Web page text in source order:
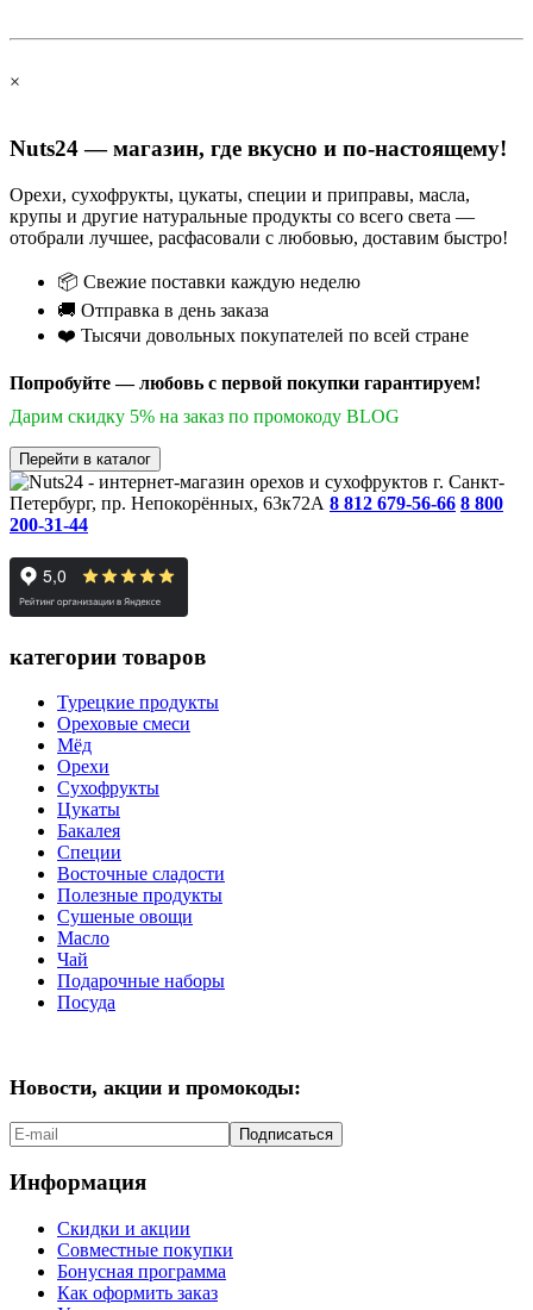
×
Nuts24 — магазин, где вкусно и по-настоящему!
Орехи, сухофрукты, цукаты, специи и приправы, масла,
крупы и другие натуральные продукты со всего света —
отобрали лучшее, расфасовали с любовью, доставим быстро!
📦 Свежие поставки каждую неделю
🚚 Отправка в день заказа
❤️ Тысячи довольных покупателей по всей стране
Попробуйте — любовь с первой покупки гарантируем!
Дарим скидку 5% на заказ по промокоду BLOG
Перейти в каталог
г. Санкт-
Петербург, пр. Непокорённых, 63к72А 8 812 679-56-66 8 800
200-31-44
категории товаров
Турецкие продукты
Ореховые смеси
Мёд
Орехи
Сухофрукты
Цукаты
Бакалея
Специи
Восточные сладости
Полезные продукты
Сушеные овощи
Масло
Чай
Подарочные наборы
Посуда
Новости, акции и промокоды:
Подписаться
Информация
Скидки и акции
Совместные покупки
Бонусная программа
Как оформить заказ